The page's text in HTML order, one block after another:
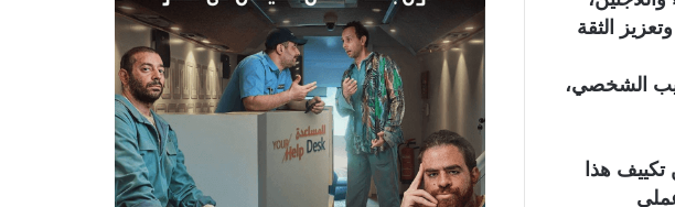
الثقة
الشخصي،
هذا